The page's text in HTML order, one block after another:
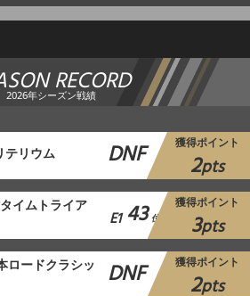
RECORD
2026年シーズン戦績
テリウム DNF 獲得ポイント
2pts
イムトライア
E1 43 位
獲得ポイント
3pts
ロードクラシッ DNF 獲得ポイント
2pts